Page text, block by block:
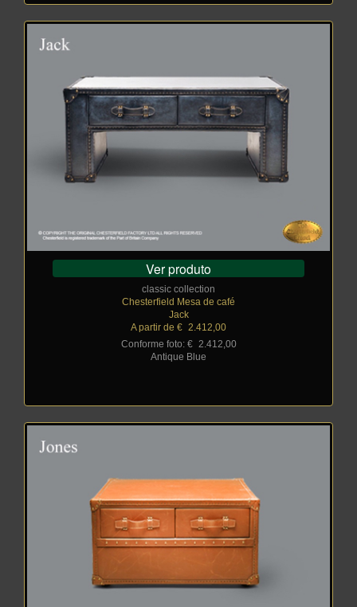
Ver produto
classic collection
Chesterfield Mesa de café
Jack
A partir de € 2.412,00
Conforme foto: €_
2.412,00
Antique Blue